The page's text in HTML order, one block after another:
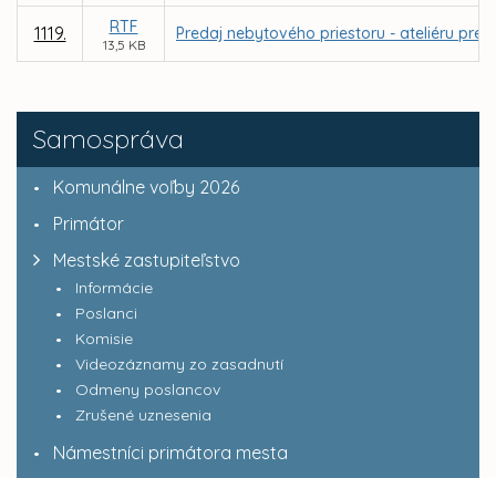
Samospráva
Komunálne voľby 2026
Primátor
Mestské zastupiteľstvo
Informácie
Poslanci
Komisie
Videozáznamy zo zasadnutí
Odmeny poslancov
Zrušené uznesenia
Námestníci primátora mesta
1119. RTF
13,5 KB
Predaj nebytového priestoru - ateliéru pre